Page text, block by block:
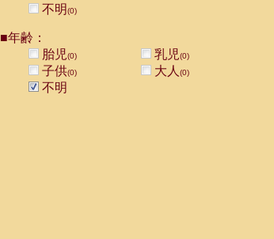
不明(0)
■年齢：
胎児(0) 乳児(0)
子供(0) 大人 (0)
不明